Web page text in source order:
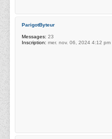
ParigotByteur
Messages: 23
Inscription: mer. nov. 06, 2024 4:12 pm